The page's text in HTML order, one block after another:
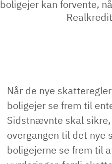
boligejer kan forvente,
Når de nye
boligejer se frem til
Sidstnævnte skal
overgangen til det nye
boligejerne se frem til